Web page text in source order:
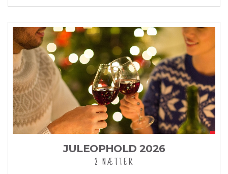
JULEOPHOLD 2026
2 NÆTTER